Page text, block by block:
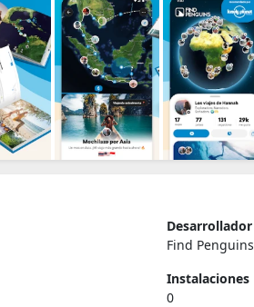
Desarrollador
Find
Instalaciones
0